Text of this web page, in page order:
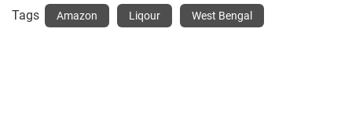
Tags Amazon Liqour West Bengal